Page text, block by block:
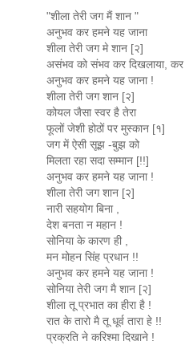
"शीला तेरी जग मैं शान "
अनुभव कर हमने यह जाना
शीला तेरी जग मे शान [२]
असंभव को संभव कर दिखलाया, कर
अनुभव कर हमने यह जाना !
शीला तेरी जग शान [२]
कोयल जैसा स्वर है तेरा
फूलों जेशी होठों पर मुस्कान [१]
जग में ऐसी सूझ -बुझ को
मिलता रहा सदा सम्मान [!!]
अनुभव कर हमने यह जाना !
शीला तेरी जग शान [२]
नारी सहयोग बिना ,
देश बनता न महान !
सोनिया के कारण ही ,
मन मोहन सिंह प्रधान !!
अनुभव कर हमने यह जाना !
सोनिया तेरी जग मै शान [२]
शीला तू प्रभात का हीरा है !
रात के तारो मै तू धूर्व तारा हे !!
प्रक्रति ने करिश्मा दिखाने !